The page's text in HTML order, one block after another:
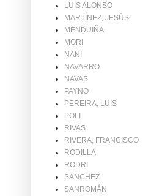
LUIS ALONSO
MARTÍNEZ, JESÚS
MENDUIÑA
MORI
NANI
NAVARRO
NAVAS
PAYNO
PEREIRA, LUIS
POLI
RIVAS
RIVERA, FRANCISCO
RODILLA
RODRI
SANCHEZ
SANROMÁN